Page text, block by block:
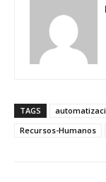
TAGS
Recursos-Humanos